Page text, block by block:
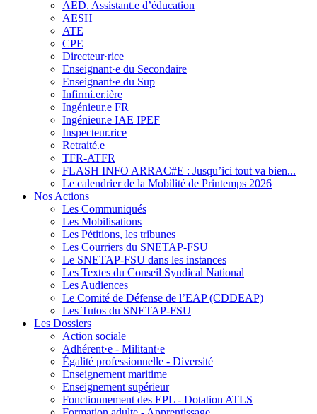
AED. Assistant.e d’éducation
AESH
ATE
CPE
Directeur·rice
Enseignant·e du Secondaire
Enseignant·e du Sup
Infirmi.er.ière
Ingénieur.e FR
Ingénieur.e IAE IPEF
Inspecteur.rice
Retraité.e
TFR-ATFR
FLASH INFO ARRAC#E : Jusqu’ici tout va bien...
Le calendrier de la Mobilité de Printemps 2026
Nos Actions
Les Communiqués
Les Mobilisations
Les Pétitions, les tribunes
Les Courriers du SNETAP-FSU
Le SNETAP-FSU dans les instances
Les Textes du Conseil Syndical National
Les Audiences
Le Comité de Défense de l’EAP (CDDEAP)
Les Tutos du SNETAP-FSU
Les Dossiers
Action sociale
Adhérent·e - Militant·e
Égalité professionnelle - Diversité
Enseignement maritime
Enseignement supérieur
Fonctionnement des EPL - Dotation ATLS